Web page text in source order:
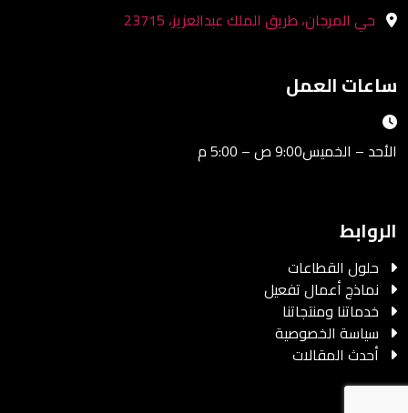
حي المرجان، طريق الملك عبدالعزيز، 23715
ساعات العمل
الأحد – الخميس9:00 ص – 5:00 م
الروابط
حلول القطاعات
نماذج أعمال تفعيل
خدماتنا ومنتجاتنا
سياسة الخصوصية
أحدث المقالات